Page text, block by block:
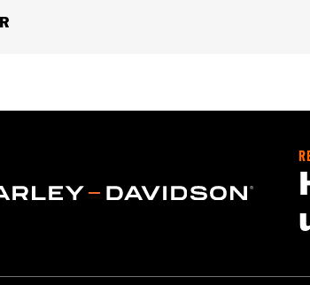
Bike:Rear
Includes pair of rear axle nut covers and all
1 year limited warranty – Go towww.h-